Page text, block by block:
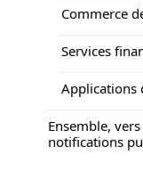
Commerce
Services
Applications
Ensemble,
notifications